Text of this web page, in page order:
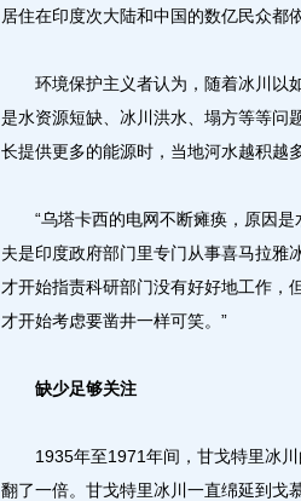
居住在印度次大陆和中国的数亿民众都
环境保护主义者认为，随着冰川以如
是水资源短缺、冰川洪水、塌方等等问
长提供更多的能源时，当地河水越积越
“乌塔卡西的电网不断瘫痪，原因是
夫是印度政府部门里专门从事喜马拉雅
才开始指责科研部门没有好好地工作，
才开始考虑要凿井一样可笑。”
缺少足够关注
1935年至1971年间，甘戈特里冰川
翻了一倍。甘戈特里冰川一直绵延到戈